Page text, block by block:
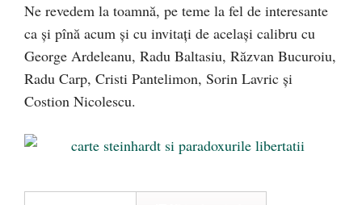
Ne revedem la toamnă, pe teme la fel de interesante
ca şi pînă acum şi cu invitaţi de acelaşi calibru cu
George Ardeleanu, Radu Baltasiu, Răzvan Bucuroiu,
Radu Carp, Cristi Pantelimon, Sorin Lavric şi
Costion Nicolescu.